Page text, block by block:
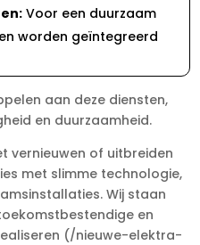
Voor een duurzaam
worden geïntegreerd
aan deze diensten,
en duurzaamheid.​
vernieuwen of uitbreiden
met slimme technologie,
Wij staan
en
(/nieuwe-elektra-